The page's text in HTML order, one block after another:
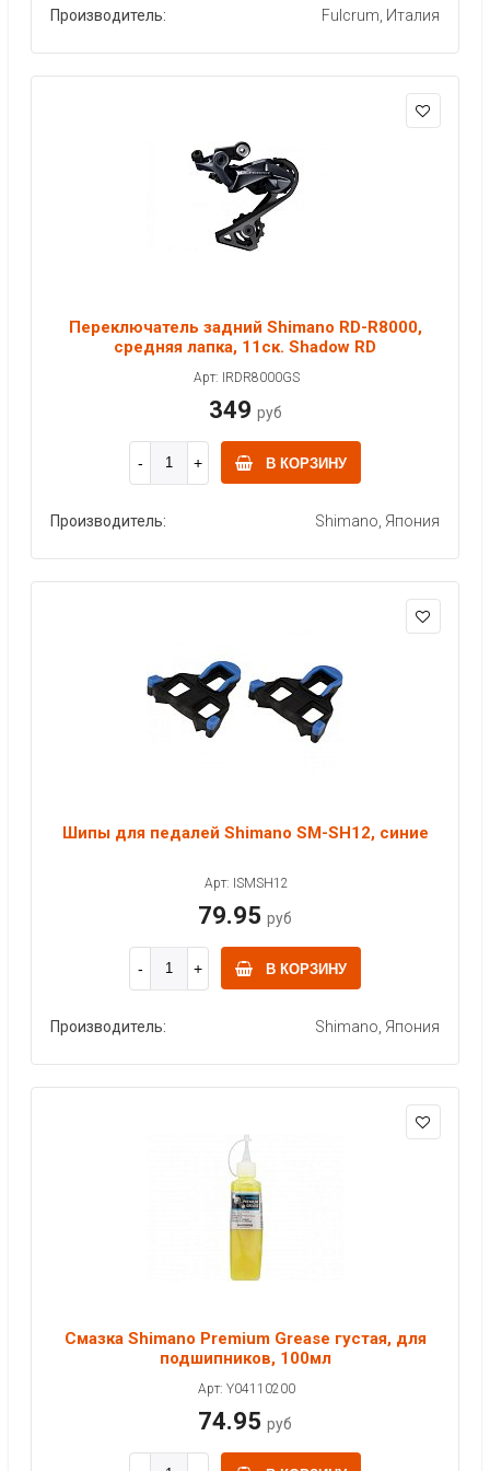
Производитель: Fulcrum, Италия
Переключатель задний Shimano RD-R8000,
средняя лапка, 11ск. Shadow RD
Арт: IRDR8000GS
349 руб
В КОРЗИНУ
Производитель: Shimano, Япония
Шипы для педалей Shimano SM-SH12, синие
Арт: ISMSH12
79.95 руб
В КОРЗИНУ
Производитель: Shimano, Япония
Смазка Shimano Premium Grease густая, для
подшипников, 100мл
Арт: Y04110200
74.95 руб